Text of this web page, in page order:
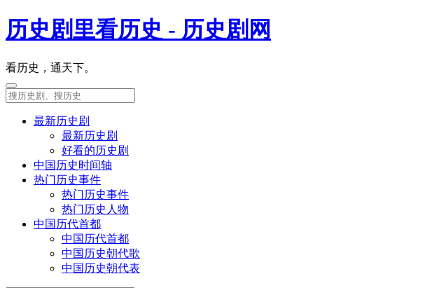
历史剧里看历史 - 历史剧网
看历史，通天下。
最新历史剧
最新历史剧
好看的历史剧
中国历史时间轴
热门历史事件
热门历史事件
热门历史人物
中国历代首都
中国历代首都
中国历史朝代歌
中国历史朝代表